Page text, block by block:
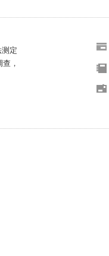
测定
，